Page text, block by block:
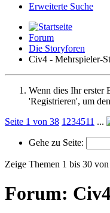
Erweiterte Suche
Forum
Die Storyforen
Civ4 - Mehrspieler-
Wenn dies Ihr erster
'Registrieren', um
Seite 1 von 38 1 234511 ...
Gehe zu Seite:
Zeige Themen 1 bis 30 von
Forum: